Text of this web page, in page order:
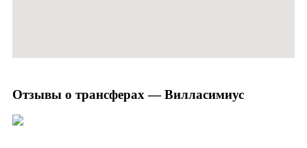
Отзывы о трансферах — Вилласимиус